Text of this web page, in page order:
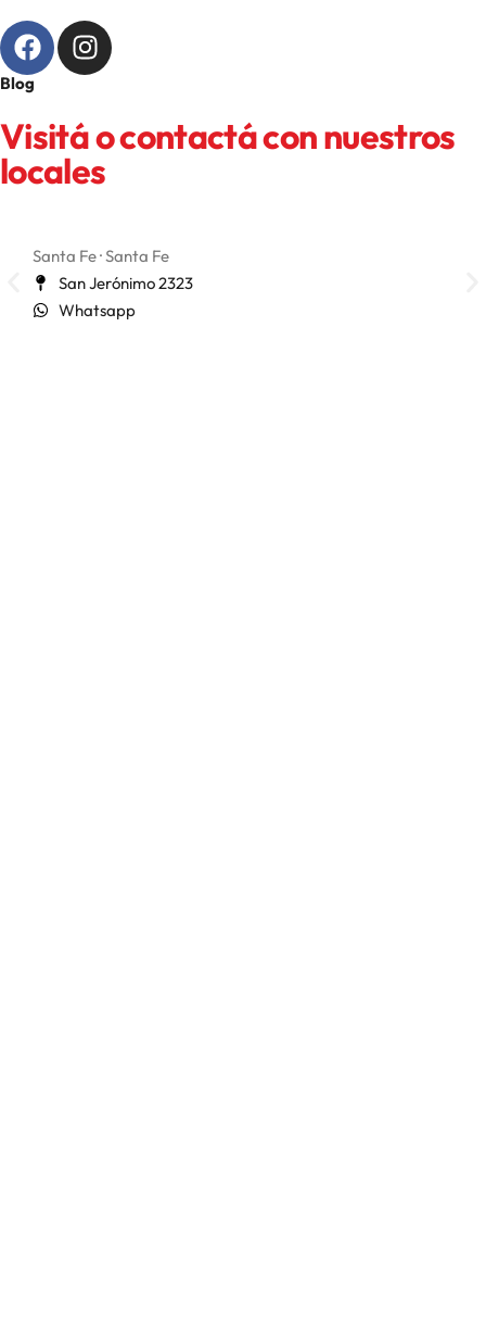
Blog
Visitá o contactá con nuestros
locales
Santa Fe · Santa Fe
San Jerónimo 2323
Whatsapp